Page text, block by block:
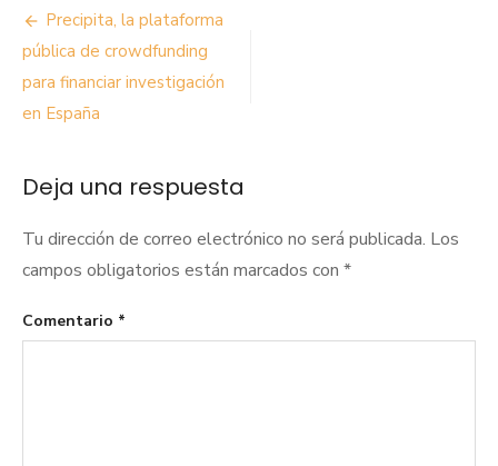
Navegación
de
entradas
Precipita, la plataforma
pública de crowdfunding
para financiar investigación
en España
Deja una respuesta
Tu dirección de correo electrónico no será publicada. Los
campos obligatorios están marcados con *
Comentario *